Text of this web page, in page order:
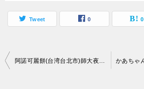
Tweet 0 0
投
阿諾可麗餅(台湾台北市)師大夜市のデカ盛りバリバリクレープ